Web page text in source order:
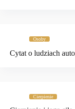
Osoby
Cytat o ludziach
Cierpienie